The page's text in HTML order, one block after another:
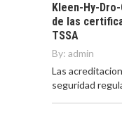
Kleen-Hy-
de las
TSSA
By: admin
Las
seguridad